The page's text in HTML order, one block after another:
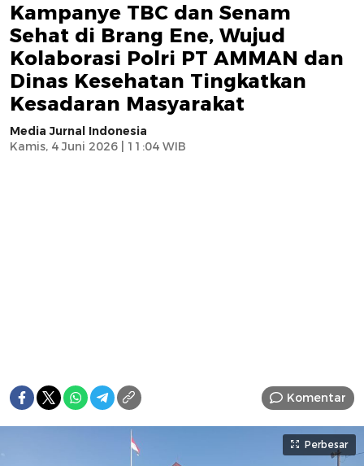
Kampanye TBC dan Senam
Sehat di Brang Ene, Wujud
Kolaborasi Polri PT AMMAN dan
Dinas Kesehatan Tingkatkan
Kesadaran Masyarakat
Media Jurnal Indonesia
Kamis, 4 Juni 2026 | 11:04 WIB
Komentar
Perbesar